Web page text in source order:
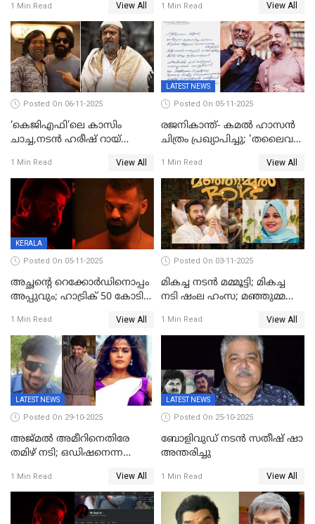
1 Min Read View All
മലയാളത്തില്‍നിന്ന്
ഏകചിത്രമായി 'എആര്‍എം';
1 Min Read View All
Posted On 06-11-2025
‘കെജിഎഫി’ലെ കാസിം
ചാച്ച,നടൻ ഹരീഷ് റായ്
1 Min Read View All
LATEST NEWS
Posted On 05-11-2025
രജനികാന്ത്- കമൽ ഹാസൻ
ചിത്രം പ്രഖ്യാപിച്ചു; 'തലൈവർ
1 Min Read View All
KERALA
Posted On 05-11-2025
അച്ഛന്റെ റെക്കോർഡിനൊപ്പം
അപ്പുവും; ഹാട്രിക് 50 കോടി
മോഹൻലാൽ, 'ഡീയസ്
ഈറേ' കുതിപ്പ്
1 Min Read View All
Posted On 03-11-2025
മികച്ച നടൻ മമ്മൂട്ടി; മികച്ച
നടി ഷംല ഹംസ; മഞ്ഞുമ്മൽ
1 Min Read View All
LATEST NEWS
Posted On 29-10-2025
അജ്മല്‍ അമീറിനെതിരേ
തമിഴ് നടി; ഒഡിഷനെന്ന
വിളിച്ചു, മോശം പെരുമാറ്റം
1 Min Read View All
LATEST NEWS
Posted On 25-10-2025
ബോളിവുഡ് നടൻ സതീഷ് ഷാ
അന്തരിച്ചു
1 Min Read View All